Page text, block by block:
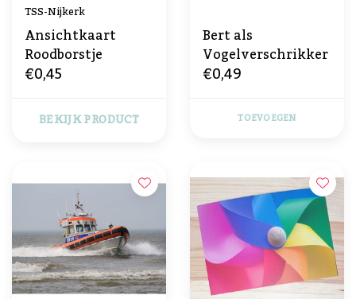
TSS-Nijkerk
Ansichtkaart
Roodborstje
€0,45
BEKIJK PRODUCT
Bert als
Vogelverschrikker
€0,49
TOEVOEGEN